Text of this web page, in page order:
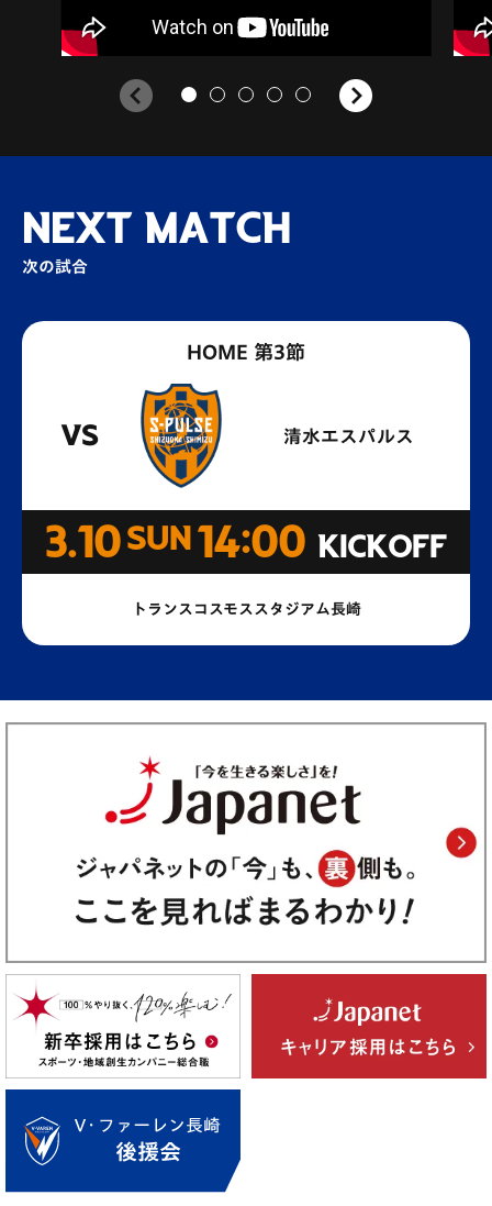
NEXT MATCH
次の試合
HOME 第3節
VS 清水エスパルス
3.10 SUN 14:00 KICKOFF
トランスコスモススタジアム長崎